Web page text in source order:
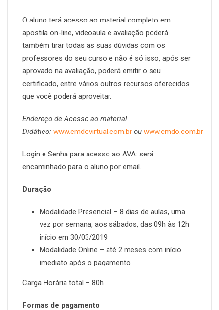
O aluno terá acesso ao material completo em
apostila on-line, videoaula e avaliação poderá
também tirar todas as suas dúvidas com os
professores do seu curso e não é só isso, após ser
aprovado na avaliação, poderá emitir o seu
certificado, entre vários outros recursos oferecidos
que você poderá aproveitar.
Endereço de Acesso ao material
Didático: www.cmdovirtual.com.br ou www.cmdo.com.br
Login e Senha para acesso ao AVA: será
encaminhado para o aluno por email.
Duração
Modalidade Presencial – 8 dias de aulas, uma
vez por semana, aos sábados, das 09h às 12h
início em 30/03/2019
Modalidade Online – até 2 meses com início
imediato após o pagamento
Carga Horária total – 80h
Formas de pagamento